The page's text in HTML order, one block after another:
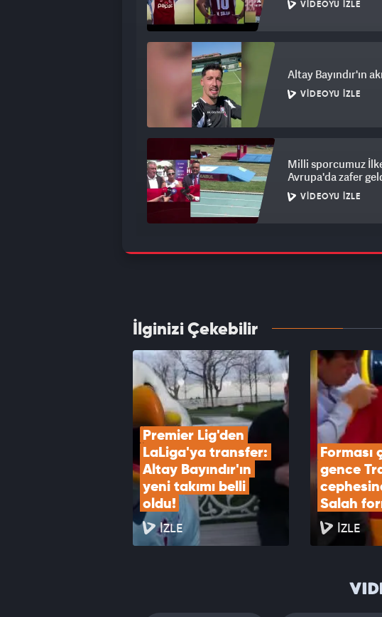
VIDEOYU İZLE
Altay Bayındır'ın
VIDEOYU İZLE
Milli sporcumuz
Avrupa'da zafer
VIDEOYU İZLE
Romelu Lukaku
VIDEOYU İZLE
İlginizi Çekebilir
Premier Lig'den
LaLiga'ya transfer:
Altay Bayındır'ın
yeni takımı belli
oldu!
İZLE
Forması
gence
Salah
İZLE